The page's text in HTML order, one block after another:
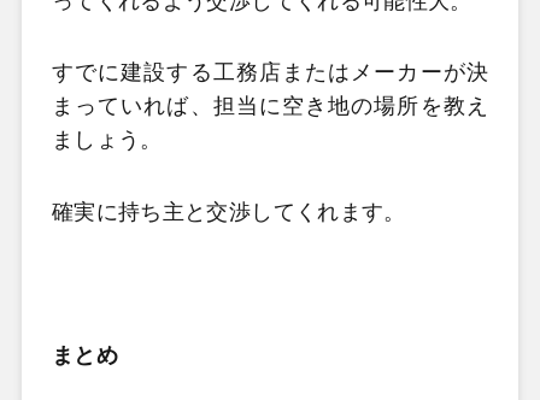
すでに建設する工務店またはメーカーが決
まっていれば、担当に空き地の場所を教え
ましょう。
確実に持ち主と交渉してくれます。
まとめ